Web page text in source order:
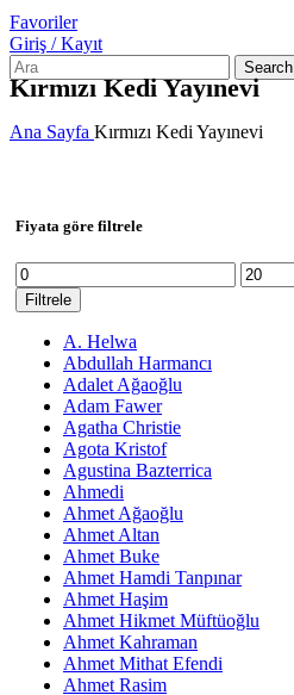
Favoriler
Giriş / Kayıt
Search
Kırmızı Kedi Yayınevi
Ana Sayfa Kırmızı Kedi Yayınevi
Fiyata göre filtrele
En
düşük
fiyat
En
yüksek
Filtrele
A. Helwa
Abdullah Harmancı
Adalet Ağaoğlu
Adam Fawer
Agatha Christie
Agota Kristof
Agustina Bazterrica
Ahmedi
Ahmet Ağaoğlu
Ahmet Altan
Ahmet Buke
Ahmet Hamdi Tanpınar
Ahmet Haşim
Ahmet Hikmet Müftüoğlu
Ahmet Kahraman
Ahmet Mithat Efendi
Ahmet Rasim